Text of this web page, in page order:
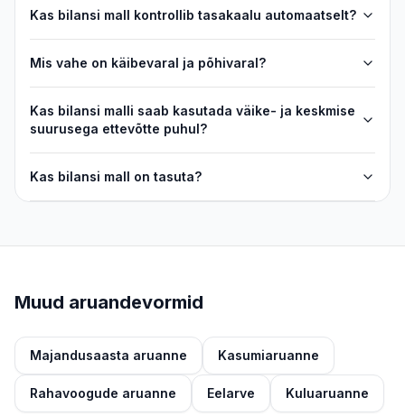
Kas bilansi mall kontrollib tasakaalu automaatselt?
Mis vahe on käibevaral ja põhivaral?
Kas bilansi malli saab kasutada väike- ja keskmise
suurusega ettevõtte puhul?
Kas bilansi mall on tasuta?
Muud aruandevormid
Majandusaasta aruanne Kasumiaruanne
Rahavoogude aruanne Eelarve Kuluaruanne